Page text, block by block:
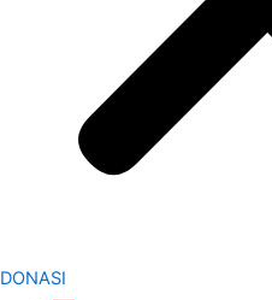
DONASI